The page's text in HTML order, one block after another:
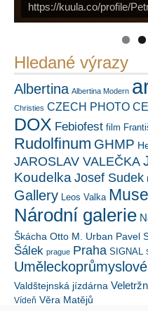
https://kuula.co/profile/
Náš mediální partner
PetrSalek.com
Hledané výrazy
Albertina Albertina Modern
Christies CZECH PHOTO
DOX Febiofest film
Rudolfinum GHMP
JAROSLAV VALEČKA
Koudelka Josef Sudek
Gallery Leos Valka
Národní galerie
Škácha Otto M. Urban Pavel
Šálek prague Praha SIGNAL
Valdštejnská jízdárna
Vídeň Věra Matějů